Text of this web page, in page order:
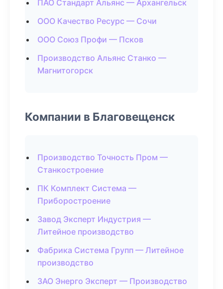
ПАО Стандарт Альянс — Архангельск
ООО Качество Ресурс — Сочи
ООО Союз Профи — Псков
Производство Альянс Станко —
Магнитогорск
Компании в Благовещенск
Производство Точность Пром —
Станкостроение
ПК Комплект Система —
Приборостроение
Завод Эксперт Индустрия —
Литейное производство
Фабрика Система Групп — Литейное
производство
ЗАО Энерго Эксперт — Производство